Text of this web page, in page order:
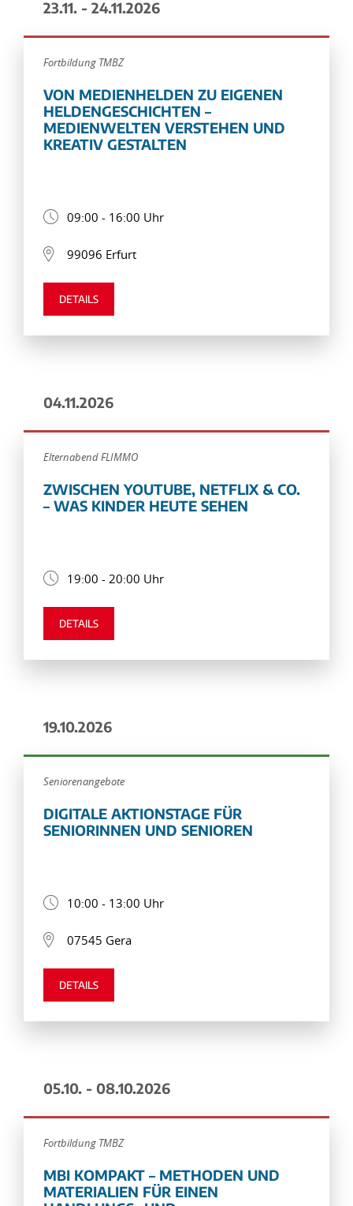
23.11. - 24.11.2026
Fortbildung TMBZ
VON MEDIENHELDEN ZU EIGENEN
HELDENGESCHICHTEN –
MEDIENWELTEN VERSTEHEN UND
KREATIV GESTALTEN
09:00 - 16:00 Uhr
99096 Erfurt
DETAILS
04.11.2026
Elternabend FLIMMO
ZWISCHEN YOUTUBE, NETFLIX & CO.
– WAS KINDER HEUTE SEHEN
19:00 - 20:00 Uhr
DETAILS
19.10.2026
Seniorenangebote
DIGITALE AKTIONSTAGE FÜR
SENIORINNEN UND SENIOREN
10:00 - 13:00 Uhr
07545 Gera
DETAILS
05.10. - 08.10.2026
Fortbildung TMBZ
MBI KOMPAKT – METHODEN UND
MATERIALIEN FÜR EINEN